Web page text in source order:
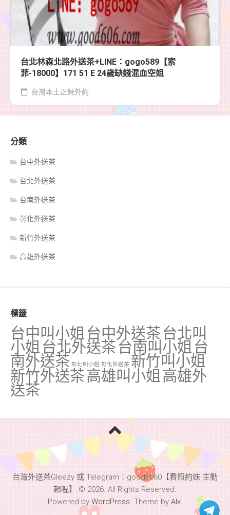
台北林森北路外送茶+LINE：gogo589【索
菲-18000】171 51 E 24歲缺錢混血空姐
台灣本土正妹外約
分類
台中外送茶
台北外送茶
台南外送茶
彰化外送茶
新竹外送茶
高雄外送茶
標籤
台中叫小姐 台中外送茶 台北叫
小姐 台北外送茶 台南叫小姐 台
南外送茶 彰化叫小姐 彰化外送茶 新竹叫小姐
新竹外送茶高雄叫小姐 高雄外
送茶
台灣外送茶Gleezy 或 Telegram：good6060【看照約妹 主動
賴喔】 © 2026. All Rights Reserved.
Powered by WordPress. Theme by Alx.